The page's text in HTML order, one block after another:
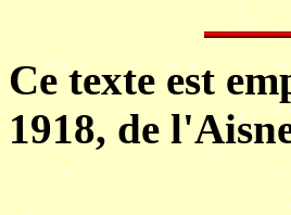
Ce texte est
1918, de